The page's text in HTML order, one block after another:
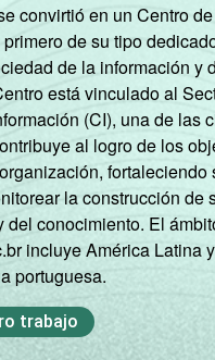
C
DE
Sim
Não
NIC.br, Centro Regional
para o Desenvolvimento da
da Informação (Cetic.br),
sobre o uso da Internet por
e adolescentes no Brasil -
convirtió en un Centro
de su tipo
de la información y
está vinculado al
(CI), una de las
al logro de los
fortaleciendo
la construcción de
del conocimiento. El
incluye América Latina
portuguesa.
trabajo